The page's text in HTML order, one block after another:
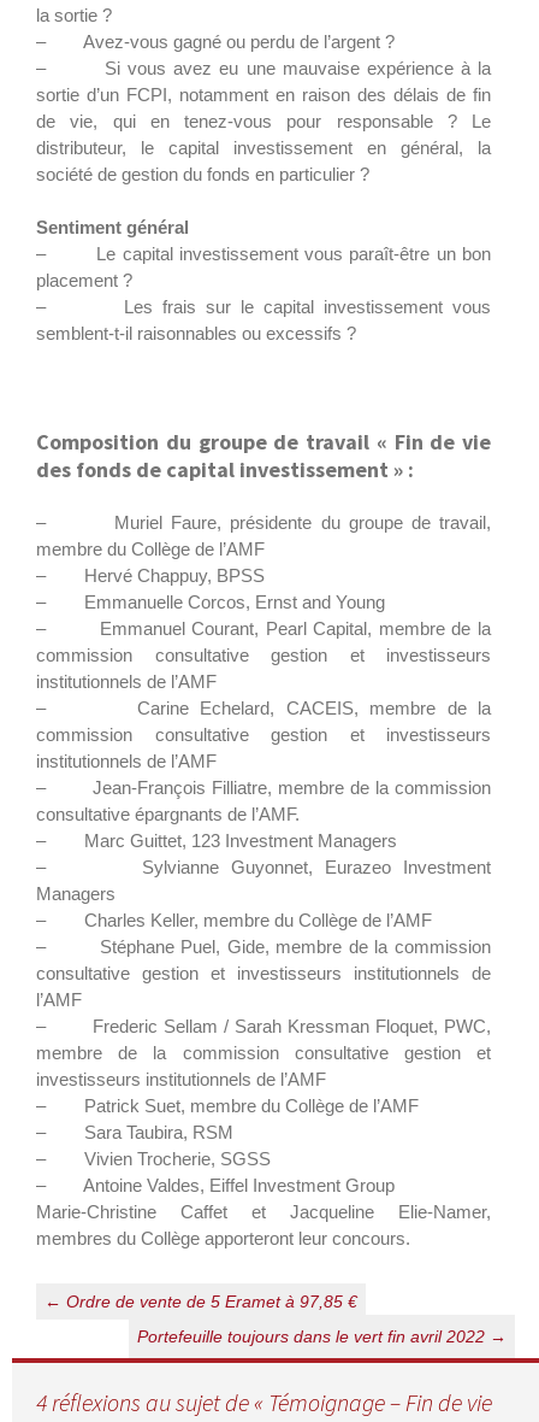
la sortie ?
– Avez-vous gagné ou perdu de l’argent ?
– Si vous avez eu une mauvaise expérience à la
sortie d’un FCPI, notamment en raison des délais de fin
de vie, qui en tenez-vous pour responsable ? Le
distributeur, le capital investissement en général, la
société de gestion du fonds en particulier ?
Sentiment général
– Le capital investissement vous paraît-être un bon
placement ?
– Les frais sur le capital investissement vous
semblent-t-il raisonnables ou excessifs ?
Composition du groupe de travail « Fin de vie
des fonds de capital investissement » :
– Muriel Faure, présidente du groupe de travail,
membre du Collège de l’AMF
– Hervé Chappuy, BPSS
– Emmanuelle Corcos, Ernst and Young
– Emmanuel Courant, Pearl Capital, membre de la
commission consultative gestion et investisseurs
institutionnels de l’AMF
– Carine Echelard, CACEIS, membre de la
commission consultative gestion et investisseurs
institutionnels de l’AMF
– Jean-François Filliatre, membre de la commission
consultative épargnants de l’AMF.
– Marc Guittet, 123 Investment Managers
– Sylvianne Guyonnet, Eurazeo Investment
Managers
– Charles Keller, membre du Collège de l’AMF
– Stéphane Puel, Gide, membre de la commission
consultative gestion et investisseurs institutionnels de
l’AMF
– Frederic Sellam / Sarah Kressman Floquet, PWC,
membre de la commission consultative gestion et
investisseurs institutionnels de l’AMF
– Patrick Suet, membre du Collège de l’AMF
– Sara Taubira, RSM
– Vivien Trocherie, SGSS
– Antoine Valdes, Eiffel Investment Group
Marie-Christine Caffet et Jacqueline Elie-Namer,
membres du Collège apporteront leur concours.
Navigation
← Ordre de vente de 5 Eramet à 97,85 €
Portefeuille toujours dans le vert fin avril 2022 →
4 réflexions au sujet de « Témoignage – Fin de vie